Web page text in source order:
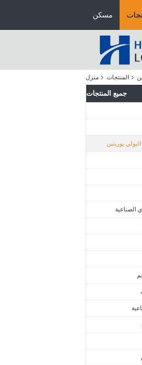
مسكن
منزل المنتجات
جميع المنتجات
يوريثين
الصناعية